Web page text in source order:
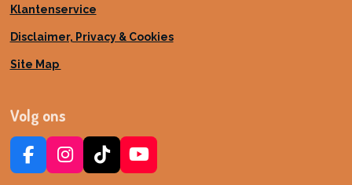
Klantenservice
Disclaimer, Privacy & Cookies
Site Map
Volg ons
F
I
T
Y